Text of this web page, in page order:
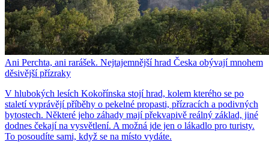
Ani Perchta, ani rarášek. Nejtajemnější hrad Česka obývají mnohem
děsivější přízraky
V hlubokých lesích Kokořínska stojí hrad, kolem kterého se po
staletí vyprávějí příběhy o pekelné propasti, přízracích a podivných
bytostech. Některé jeho záhady mají překvapivě reálný základ, jiné
dodnes čekají na vysvětlení. A možná jde jen o lákadlo pro turisty.
To posoudíte sami, když se na místo vydáte.